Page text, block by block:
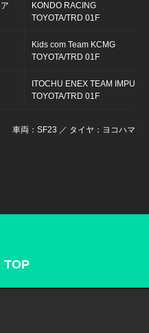
KONDO RACING
TOYOTA/TRD 01F
Kids com Team KCMG
TOYOTA/TRD 01F
ITOCHU ENEX TEAM IMPUL
TOYOTA/TRD 01F
車両：SF23 ／ タイヤ：ヨコハマ
TOP